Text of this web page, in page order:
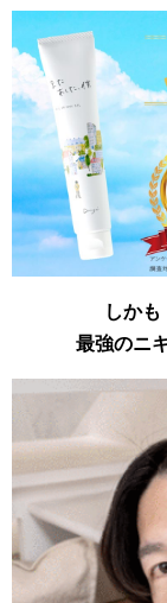
しか
最強のニ